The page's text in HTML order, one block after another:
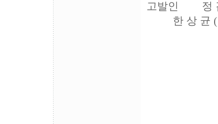
고발인 정
한 상 균 (